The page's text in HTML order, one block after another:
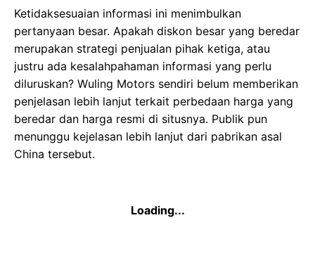
Ketidaksesuaian informasi ini menimbulkan
pertanyaan besar. Apakah diskon besar yang beredar
merupakan strategi penjualan pihak ketiga, atau
justru ada kesalahpahaman informasi yang perlu
diluruskan? Wuling Motors sendiri belum memberikan
penjelasan lebih lanjut terkait perbedaan harga yang
beredar dan harga resmi di situsnya. Publik pun
menunggu kejelasan lebih lanjut dari pabrikan asal
China tersebut.
GIIAS 2025: Rahasia Liburan Anti